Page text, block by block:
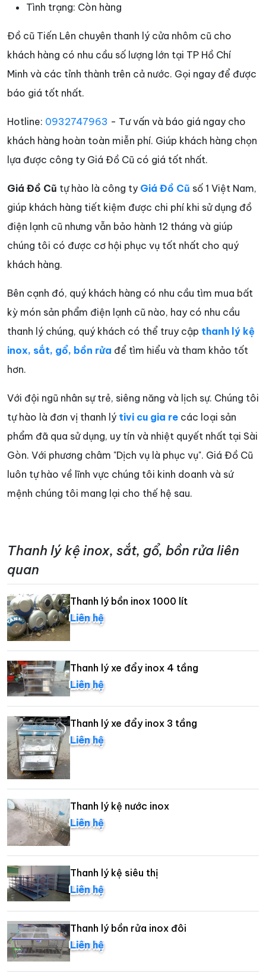
Tình trạng: Còn hàng
Đồ cũ Tiến Lên chuyên thanh lý cửa nhôm cũ cho
khách hàng có nhu cầu số lượng lớn tại TP Hồ Chí
Minh và các tỉnh thành trên cả nước. Gọi ngay để được
báo giá tốt nhất.
Hotline: 0932747963 - Tư vấn và báo giá ngay cho
khách hàng hoàn toàn miễn phí. Giúp khách hàng chọn
lựa được công ty Giá Đồ Cũ có giá tốt nhất.
Giá Đồ Cũ tự hào là công ty Giá Đồ Cũ số 1 Việt Nam,
giúp khách hàng tiết kiệm được chi phí khi sử dụng đồ
điện lạnh cũ nhưng vẫn bảo hành 12 tháng và giúp
chúng tôi có được cơ hội phục vụ tốt nhất cho quý
khách hàng.
Bên cạnh đó, quý khách hàng có nhu cầu tìm mua bất
kỳ món sản phẩm điện lạnh cũ nào, hay có nhu cầu
thanh lý chúng, quý khách có thể truy cập thanh lý kệ
inox, sắt, gổ, bồn rửa để tìm hiểu và tham khảo tốt
hơn.
Với đội ngũ nhân sự trẻ, siêng năng và lịch sự. Chúng tôi
tự hào là đơn vị thanh lý tivi cu gia re các loại sản
phẩm đã qua sử dụng, uy tín và nhiệt quyết nhất tại Sài
Gòn. Với phương châm "Dịch vụ là phục vụ". Giá Đồ Cũ
luôn tự hào về lĩnh vực chúng tôi kinh doanh và sứ
mệnh chúng tôi mang lại cho thế hệ sau.
Thanh lý kệ inox, sắt, gổ, bồn rửa liên
quan
Thanh lý bồn inox 1000 lít
Liên hệ
Thanh lý xe đẩy inox 4 tầng
Liên hệ
Thanh lý xe đẩy inox 3 tầng
Liên hệ
Thanh lý kệ nước inox
Liên hệ
Thanh lý kệ siêu thị
Liên hệ
Thanh lý bồn rửa inox đôi
Liên hệ